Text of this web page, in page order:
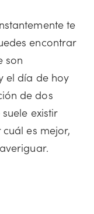
te
encontrar
son
el día de hoy
de dos
existir
es mejor,